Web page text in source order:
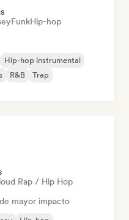
FunkHip-hop
Hip-hop instrumental
R&B
Trap
Rap / Hip Hop
mayor impacto